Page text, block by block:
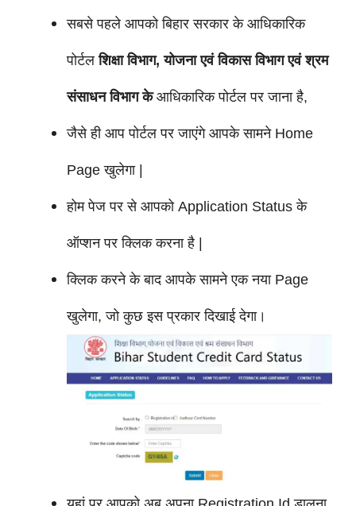
सबसे पहले आपको बिहार सरकार के आधिकारिक
पोर्टलशिक्षा विभाग, योजना एवं विकास विभाग एवं श्रम
संसाधन विभाग केआधिकारिक पोर्टल पर जाना है,
जैसे ही आप पोर्टल पर जाएंगे आपके सामने Home
Page खुलेगा |
होम पेज पर से आपको Application Status के
ऑप्शन पर क्लिक करना है |
क्लिक करने के बाद आपके सामने एक नया Page
खुलेगा, जो कुछ इस प्रकार दिखाई देगा।